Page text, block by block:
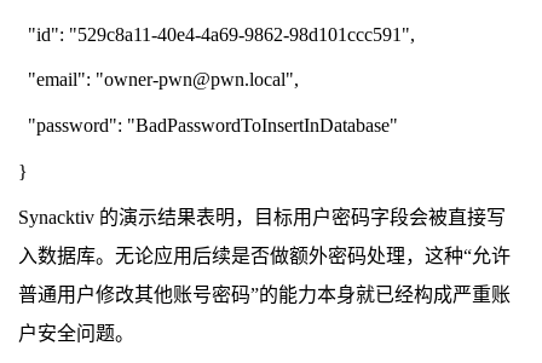
"id": "529c8a11-40e4-4a69-9862-98d101ccc591",
"email": "owner-pwn@pwn.local",
"password": "BadPasswordToInsertInDatabase"
}
Synacktiv 的演示结果表明，目标用户密码字段会被直接写
入数据库。无论应用后续是否做额外密码处理，这种“允许
普通用户修改其他账号密码”的能力本身就已经构成严重账
户安全问题。